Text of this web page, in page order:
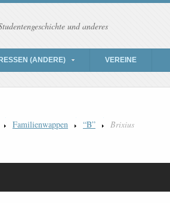
und anderes
(ANDERE) VEREINE
Familienwappen “B” Brixius